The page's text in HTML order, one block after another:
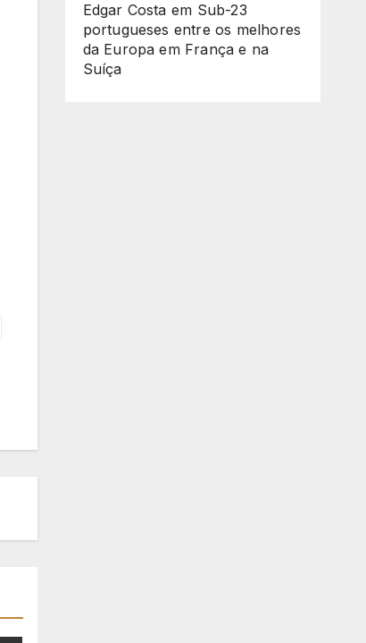
Edgar Costa em Sub-23
portugueses entre os melhores
da Europa em França e na
Suíça